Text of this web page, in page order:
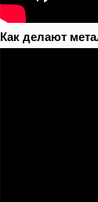
Как делают